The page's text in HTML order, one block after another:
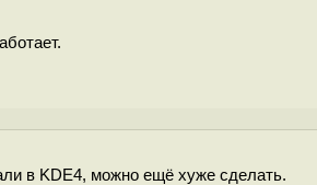
в KDE4, можно ещё хуже сделать.